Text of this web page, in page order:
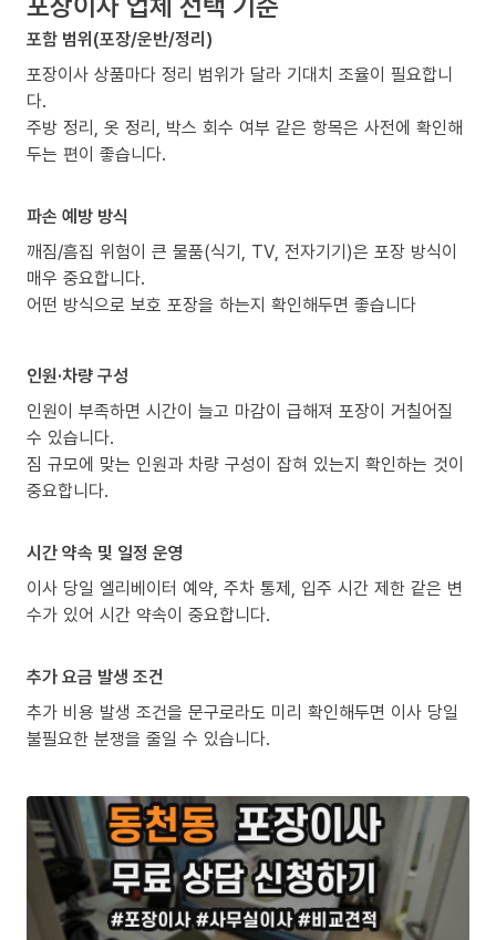
포함 범위(포장/운반/정리)
포장이사 상품마다 정리 범위가 달라 기대치 조율이 필요합니
다.
주방 정리, 옷 정리, 박스 회수 여부 같은 항목은 사전에 확인해
두는 편이 좋습니다.
파손 예방 방식
깨짐/흠집 위험이 큰 물품(식기, TV, 전자기기)은 포장 방식이
매우 중요합니다.
어떤 방식으로 보호 포장을 하는지 확인해두면 좋습니다
인원·차량 구성
인원이 부족하면 시간이 늘고 마감이 급해져 포장이 거칠어질
수 있습니다.
짐 규모에 맞는 인원과 차량 구성이 잡혀 있는지 확인하는 것이
중요합니다.
시간 약속 및 일정 운영
이사 당일 엘리베이터 예약, 주차 통제, 입주 시간 제한 같은 변
수가 있어 시간 약속이 중요합니다.
추가 요금 발생 조건
추가 비용 발생 조건을 문구로라도 미리 확인해두면 이사 당일
불필요한 분쟁을 줄일 수 있습니다.